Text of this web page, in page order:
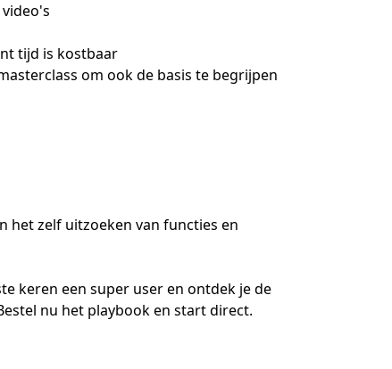
video's
tijd is kostbaar
om ook de basis te begrijpen
het zelf uitzoeken van functies en
keren een super user en ontdek je de
nu het playbook en start direct.